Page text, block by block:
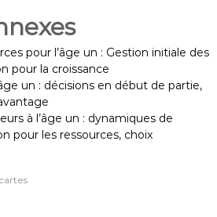
pour l’âge un : Gestion initiale des
pour la croissance
un : décisions en début de partie,
à l’âge un : dynamiques de
pour les ressources, choix